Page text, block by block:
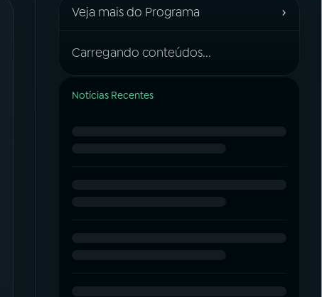
Veja mais do Programa ›
Carregando conteúdos...
Notícias Recentes